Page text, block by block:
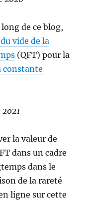
de ce blog,
vide de la
(QFT) pour la
constante
la valeur de
dans un cadre
dans le
de la rareté
ligne sur cette